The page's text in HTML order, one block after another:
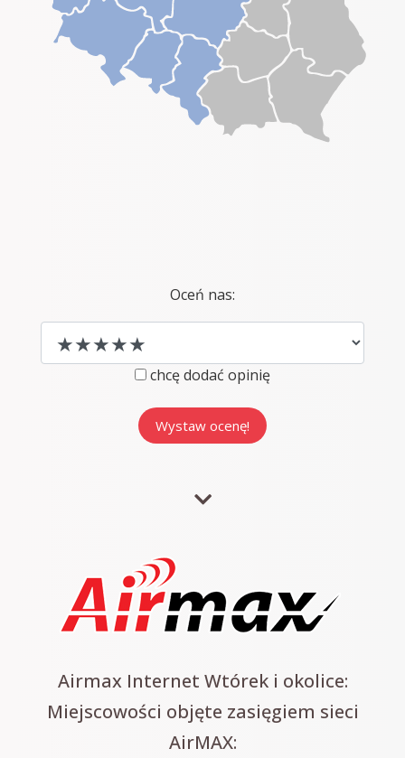
Oceń nas:
chcę dodać opinię
Airmax Internet Wtórek i okolice:
Miejscowości objęte zasięgiem sieci
AirMAX: